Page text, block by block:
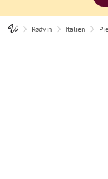
Rødvin Italien